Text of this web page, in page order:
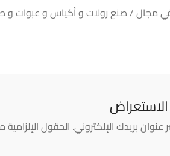
مجال / صنع رولات و أكياس و عبوات و
عنوان بريدك الإلكتروني. الحقول الإلزامية